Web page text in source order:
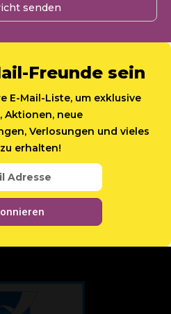
senden
Freunde sein
E-Mail-Liste, um exklusive
Aktionen, neue
Verlosungen und vieles
erhalten!